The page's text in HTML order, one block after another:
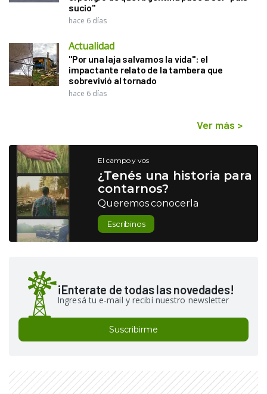
sucio"
hace 6 días
Actualidad
"Por una laja salvamos la vida": el
impactante relato de la tambera que
sobrevivió al tornado
hace 6 días
Ver más >
El campo y vos
¿Tenés una historia para
contarnos?
Queremos conocerla
Escribinos
¡Enterate de todas las novedades!
Ingresá tu e-mail y recibí nuestro newsletter
Suscribirme